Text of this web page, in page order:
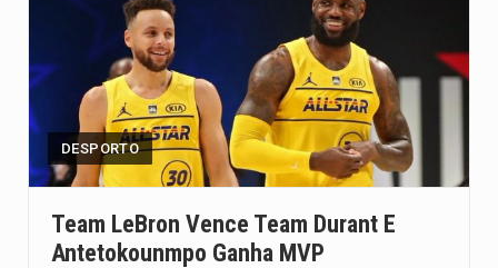
DESPORTO
Team LeBron Vence Team Durant E
Antetokounmpo Ganha MVP